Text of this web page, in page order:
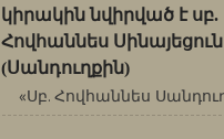
կիրակին նվիրված է սբ.
Հովհաննես Սինայեցուն
(Սանդուղքին)